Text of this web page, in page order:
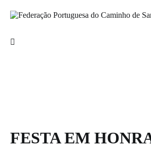
para
Santiago
FESTA EM